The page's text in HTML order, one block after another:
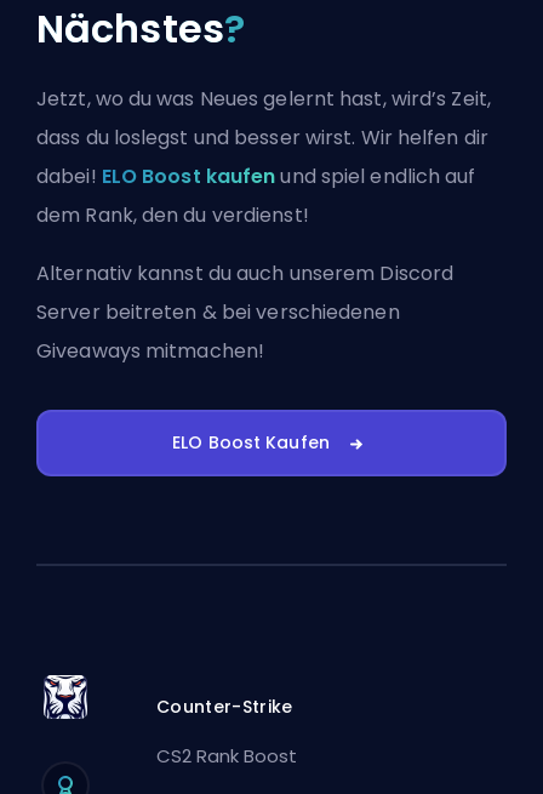
Nächstes?
Jetzt, wo du was Neues gelernt hast, wird’s Zeit,
dass du loslegst und besser wirst. Wir helfen dir
dabei! ELO Boost kaufenund spiel endlich auf
dem Rank, den du verdienst!
Alternativ kannst du auch unserem Discord
Server beitreten & bei verschiedenen
Giveaways mitmachen!
ELO Boost Kaufen
Counter-Strike
CS2 Rank Boost